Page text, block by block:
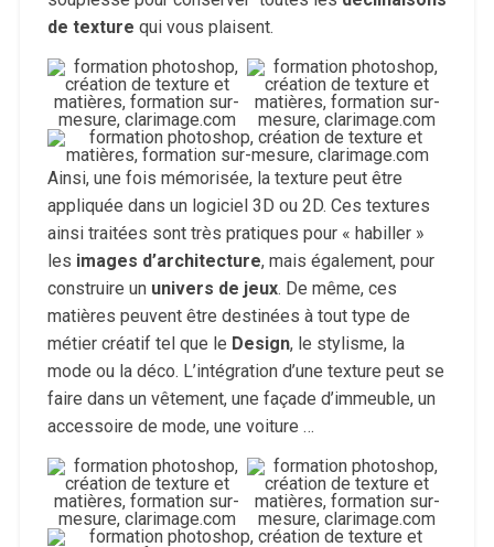
de texture qui vous plaisent.
Ainsi, une fois mémorisée, la texture peut être
appliquée dans un logiciel 3D ou 2D. Ces textures
ainsi traitées sont très pratiques pour « habiller »
les images d’architecture, mais également, pour
construire un univers de jeux. De même, ces
matières peuvent être destinées à tout type de
métier créatif tel que le Design, le stylisme, la
mode ou la déco. L’intégration d’une texture peut se
faire dans un vêtement, une façade d’immeuble, un
accessoire de mode, une voiture …